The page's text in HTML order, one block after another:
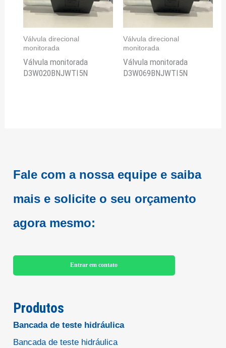
Válvula direcional
monitorada
Válvula monitorada
D3W020BNJWTI5N
Válvula direcional
monitorada
Válvula monitorada
D3W069BNJWTI5N
Fale com a nossa equipe e saiba
mais e solicite o seu orçamento
agora mesmo:
Entrar em contato
Produtos
Bancada de teste hidráulica
Bancada de teste hidráulica